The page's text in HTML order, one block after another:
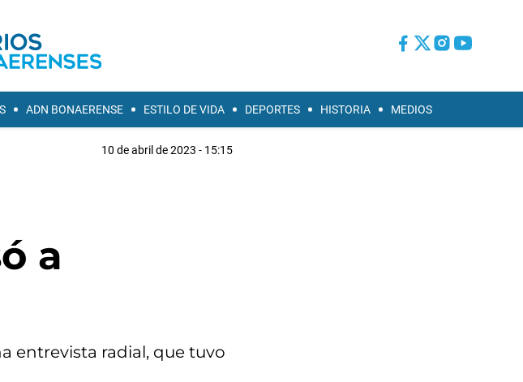
ADN BONAERENSE ESTILO DE VIDA DEPORTES HISTORIA MEDIOS
10 de abril de 2023 - 15:15
a
entrevista radial, que tuvo